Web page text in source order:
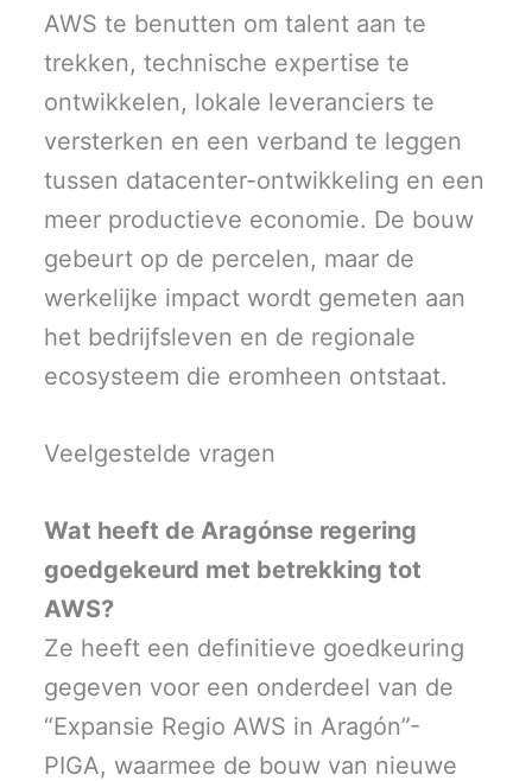
AWS te benutten om talent aan te
trekken, technische expertise te
ontwikkelen, lokale leveranciers te
versterken en een verband te leggen
tussen datacenter-ontwikkeling en een
meer productieve economie. De bouw
gebeurt op de percelen, maar de
werkelijke impact wordt gemeten aan
het bedrijfsleven en de regionale
ecosysteem die eromheen ontstaat.
Veelgestelde vragen
Wat heeft de Aragónse regering
goedgekeurd met betrekking tot
AWS?
Ze heeft een definitieve goedkeuring
gegeven voor een onderdeel van de
“Expansie Regio AWS in Aragón”-
PIGA, waarmee de bouw van nieuwe